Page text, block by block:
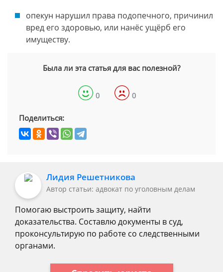
опекун нарушил права подопечного, причинил
вред его здоровью, или нанёс ущёрб его
имуществу.
Была ли эта статья для вас полезной?
0 0
Поделиться:
Лидия Решетникова
Автор статьи: адвокат по уголовным делам
Помогаю выстроить защиту, найти
доказательства. Составлю документы в суд,
проконсультирую по работе со следственными
органами.